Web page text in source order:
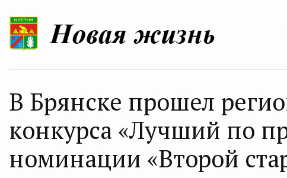
В Брянске прошел
конкурса «Лучший по
номинации «Второй